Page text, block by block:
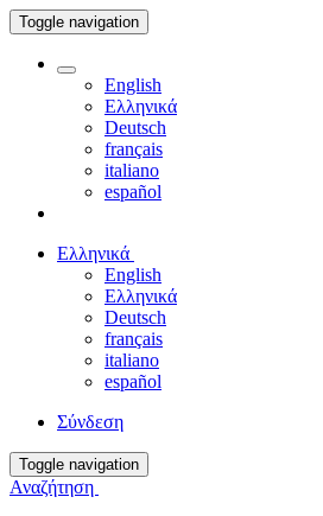
Toggle navigation
English
Ελληνικά
Deutsch
français
italiano
español
Ελληνικά
English
Ελληνικά
Deutsch
français
italiano
español
Σύνδεση
Toggle navigation
Αναζήτηση